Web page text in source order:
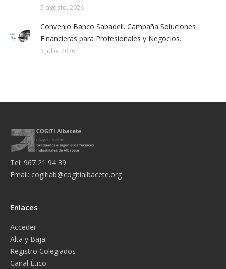
5 agosto, 2026
Convenio Banco Sabadell. Campaña Soluciones
Financieras para Profesionales y Negocios.
3 julio, 2026
Tel: 967 21 94 39
Email: cogitiab@cogitialbacete.org
Enlaces
Acceder
Alta y Baja
Registro Colegiados
Canal Ético